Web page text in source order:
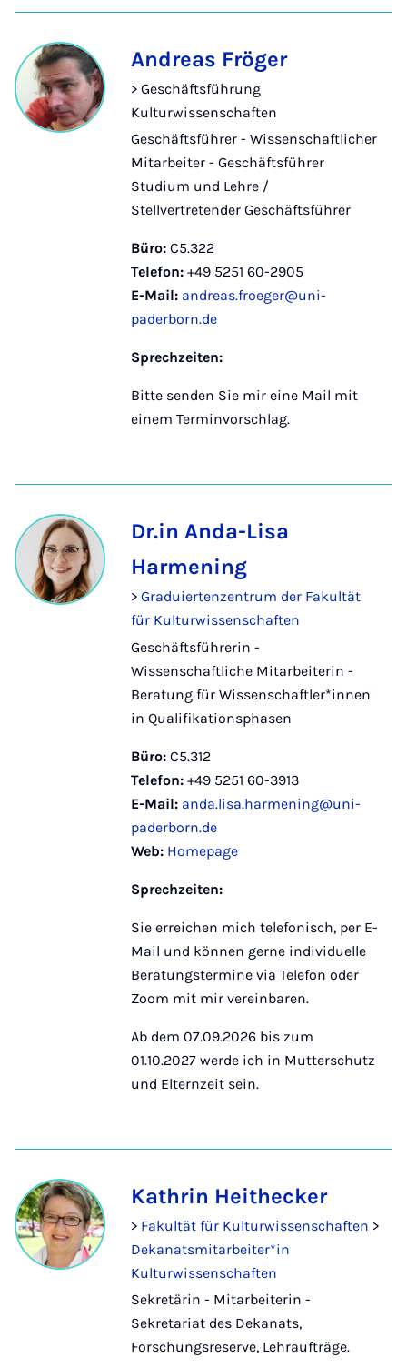
Andreas Fröger
> Geschäftsführung
Kulturwissenschaften
Geschäftsführer - Wissenschaftlicher
Mitarbeiter - Geschäftsführer
Studium und Lehre /
Stellvertretender Geschäftsführer
Büro: C5.322
Telefon: +49 5251 60-2905
E-Mail: andreas.froeger@uni-
paderborn.de
Sprechzeiten:
Bitte senden Sie mir eine Mail mit
einem Terminvorschlag.
Dr.in Anda-Lisa
Harmening
> Graduiertenzentrum der Fakultät
für Kulturwissenschaften
Geschäftsführerin -
Wissenschaftliche Mitarbeiterin -
Beratung für Wissenschaftler*innen
in Qualifikationsphasen
Büro: C5.312
Telefon: +49 5251 60-3913
E-Mail: anda.lisa.harmening@uni-
paderborn.de
Web: Homepage
Sprechzeiten:
Sie erreichen mich telefonisch, per E-
Mail und können gerne individuelle
Beratungstermine via Telefon oder
Zoom mit mir vereinbaren.
Ab dem 07.09.2026 bis zum
01.10.2027 werde ich in Mutterschutz
und Elternzeit sein.
Kathrin Heithecker
> Fakultät für Kulturwissenschaften >
Dekanatsmitarbeiter*in
Kulturwissenschaften
Sekretärin - Mitarbeiterin -
Sekretariat des Dekanats,
Forschungsreserve, Lehraufträge.